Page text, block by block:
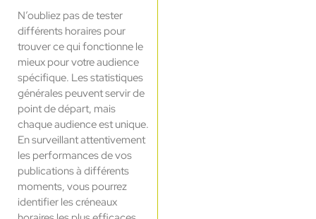
N’oubliez pas de tester
différents horaires pour
trouver ce qui fonctionne le
mieux pour votre audience
spécifique. Les statistiques
générales peuvent servir de
point de départ, mais
chaque audience est unique.
En surveillant attentivement
les performances de vos
publications à différents
moments, vous pourrez
identifier les créneaux